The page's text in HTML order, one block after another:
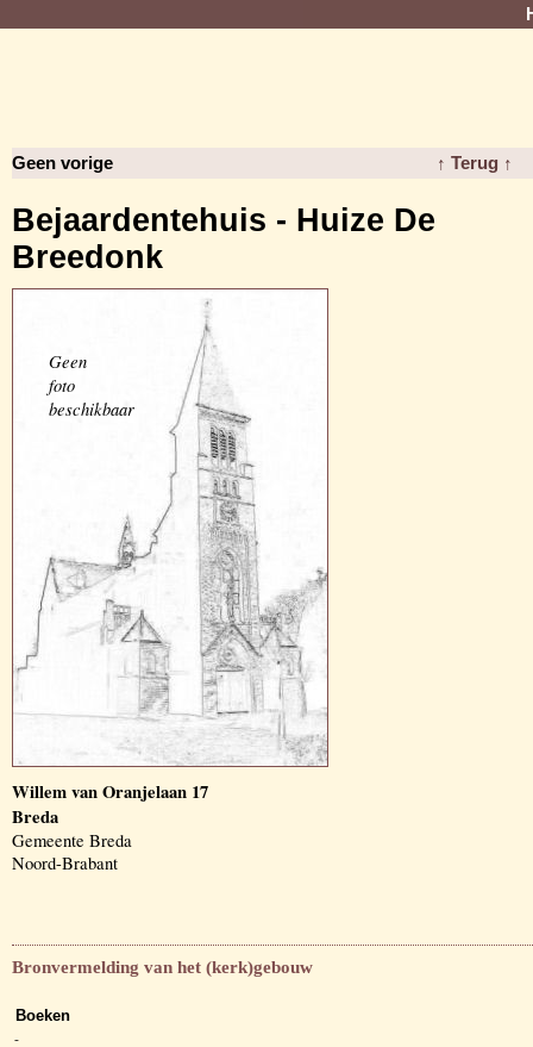
Geen vorige ↑ Terug ↑
Bejaardentehuis - Huize De
Breedonk
Geen
foto
beschikbaar
Willem van Oranjelaan 17
Breda
Gemeente Breda
Noord-Brabant
Bronvermelding van het (kerk)gebouw
Boeken
-